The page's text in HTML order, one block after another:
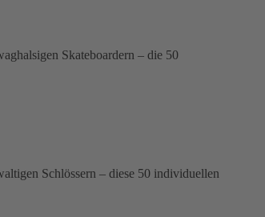
Skateboardern – die 50
Schlössern – diese 50 individuellen